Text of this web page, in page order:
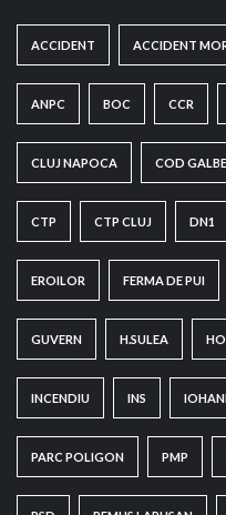
ACCIDENT ACCIDENT
ANPC BOC CCR
CLUJ NAPOCA COD
CTP CTP CLUJ DN1
EROILOR FERMA DE PUI
GUVERN H.SULEA
INCENDIU INS
PARC POLIGON PMP